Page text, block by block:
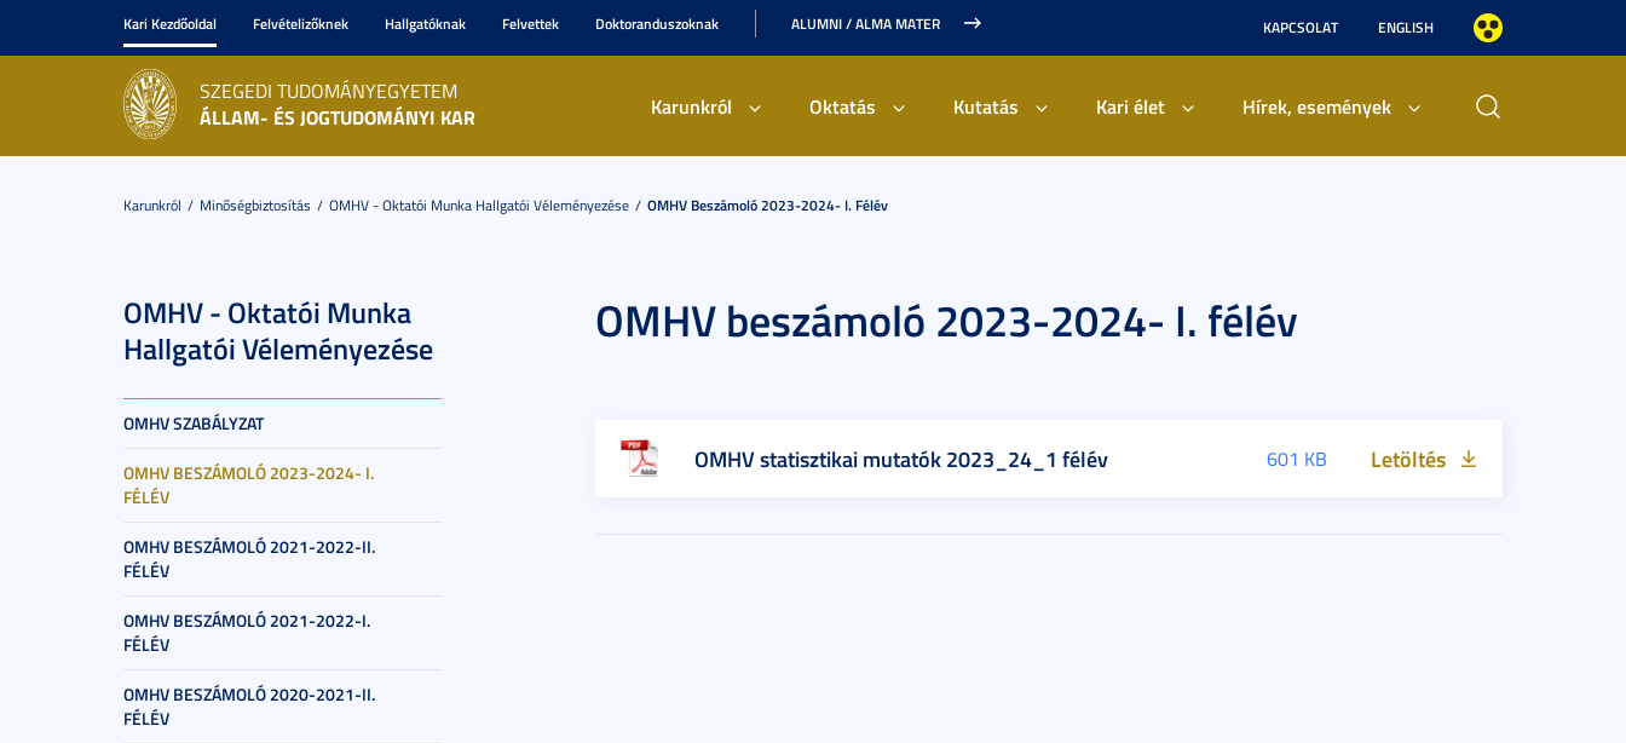
Kari Kezdőoldal Felvételizőknek Hallgatóknak Felvettek Doktoranduszoknak ALUMNI / ALMA MATER KAPCSOLAT ENGLISH
SZEGEDI TUDOMÁNYEGYETEM
ÁLLAM- ÉS JOGTUDOMÁNYI KAR Karunkról Oktatás Kutatás Kari élet Hírek, események
Karunkról Minőségbiztosítás OMHV - Oktatói Munka Hallgatói Véleményezése OMHV Beszámoló 2023-2024- I. Félév
OMHV - Oktatói Munka
Hallgatói Véleményezése
OMHV SZABÁLYZAT
OMHV BESZÁMOLÓ 2023-2024- I.
FÉLÉV
OMHV BESZÁMOLÓ 2021-2022-II.
FÉLÉV
OMHV BESZÁMOLÓ 2021-2022-I.
FÉLÉV
OMHV BESZÁMOLÓ 2020-2021-II.
FÉLÉV
OMHV beszámoló 2023-2024- I. félév
OMHV statisztikai mutatók 2023_24_1 félév 601 KB Letöltés